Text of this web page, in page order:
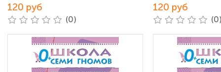
120 руб
(0)
120 руб